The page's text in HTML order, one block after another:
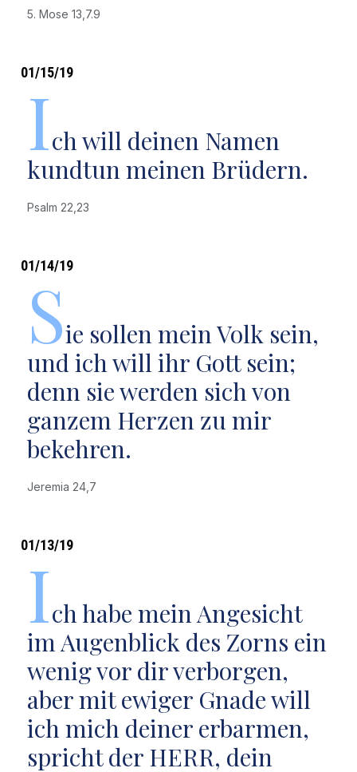
5. Mose 13,7.9
01/15/19
Ich will deinen Namen
kundtun meinen Brüdern.
Psalm 22,23
01/14/19
Sie sollen mein Volk sein,
und ich will ihr Gott sein;
denn sie werden sich von
ganzem Herzen zu mir
bekehren.
Jeremia 24,7
01/13/19
Ich habe mein Angesicht
im Augenblick des Zorns ein
wenig vor dir verborgen,
aber mit ewiger Gnade will
ich mich deiner erbarmen,
spricht der HERR, dein